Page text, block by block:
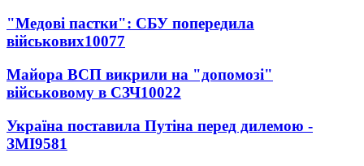
"Медові пастки": СБУ попередила
військових10077
Майора ВСП викрили на "допомозі"
військовому в СЗЧ10022
Україна поставила Путіна перед дилемою -
ЗМІ9581